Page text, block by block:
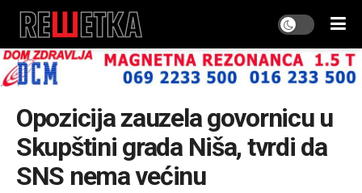
Opozicija zauzela govornicu u
Skupštini grada Niša, tvrdi da
SNS nema većinu